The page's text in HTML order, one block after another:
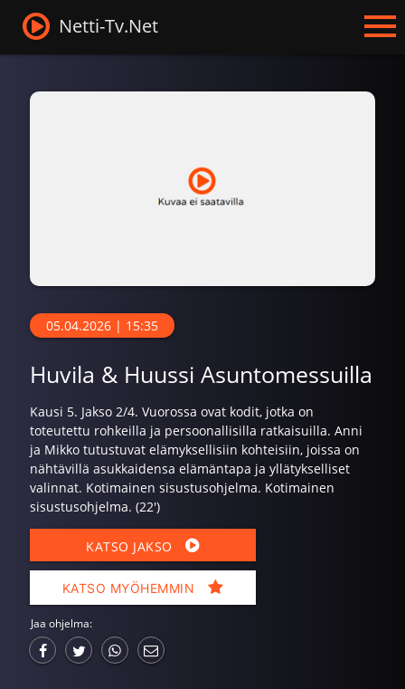
Netti-Tv.Net
05.04.2026 | 15:35
Huvila & Huussi Asuntomessuilla
Kausi 5. Jakso 2/4. Vuorossa ovat kodit, jotka on
toteutettu rohkeilla ja persoonallisilla ratkaisuilla. Anni
ja Mikko tutustuvat elämyksellisiin kohteisiin, joissa on
nähtävillä asukkaidensa elämäntapa ja yllätykselliset
valinnat. Kotimainen sisustusohjelma. Kotimainen
sisustusohjelma. (22')
KATSO JAKSO
KATSO MYÖHEMMIN
Jaa ohjelma: